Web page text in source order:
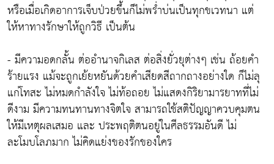
หรือเมื่อเกิดอาการเจ็บป่วยขึ้นก็ไม่พร่ำบ่นเป็นทุกขเวทนา แต่
ให้หาทางรักษาให้ถูกวิธี เป็นต้น
- มีความอดกลั้น ต่ออำนาจกิเลส ต่อสิ่งยั่วยุต่างๆ เช่น ถ้อยคำ
ร้ายแรง แม้จะถูกเย้ยหยันด้วยคำเสียดสีถากถางอย่างใด ก็ไม่ลุ
แก่โทสะ ไม่หมดกำลังใจ ไม่ท้อถอย ไม่แสดงกิริยามารยาทที่ไม่
ดีงาม มีความทนทานทางจิตใจ สามารถใช้สติปัญญาควบคุมตน
ให้มีเหตุผลเสมอ และ ประพฤติตนอยู่ในศีลธรรมอันดี ไม่
ละโมบโลภมาก ไม่คิดแย่งของรักของใคร